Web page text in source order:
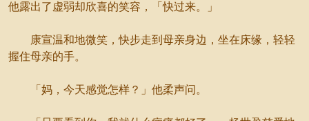
他露出了虚弱却欣喜的笑容，「快过来。」
康宣温和地微笑，快步走到母亲身边，坐在床缘，轻轻
握住母亲的手。
「妈，今天感觉怎样？」他柔声问。